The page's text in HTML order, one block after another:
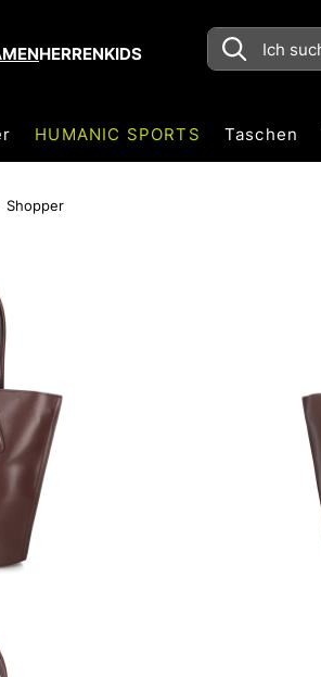
HERRENKIDS
HUMANIC SPORTS Taschen
Shopper